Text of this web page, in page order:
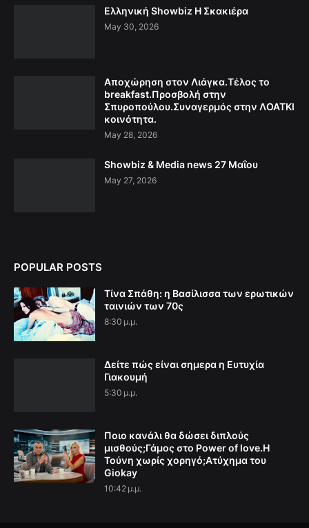
Ελληνική Showbiz Η Σκακιέρα
May 30, 2026
Αποχώρηση στον Λιάγκα.Τέλος το
breakfast.Προσβολή στην
Σπυροπούλου.Συναγερμός στην ΛΟΑΤΚΙ
κοινότητα.
May 28, 2026
Showbiz & Media news 27 Μαΐου
May 27, 2026
POPULAR POSTS
Τίνα Σπάθη: η Βασίλισσα των ερωτικών
ταινιών των 70ς
8:30 μ.μ.
Δείτε πώς είναι σημερα η Ευτυχία
Γιακουμή
5:30 μ.μ.
Ποιο κανάλι θα δώσει διπλούς
μισθούς;Γάμος στο Power of love.Η
Τούνη χωρίς χορηγό;Aτύχημα του
Giokay
10:42 μ.μ.